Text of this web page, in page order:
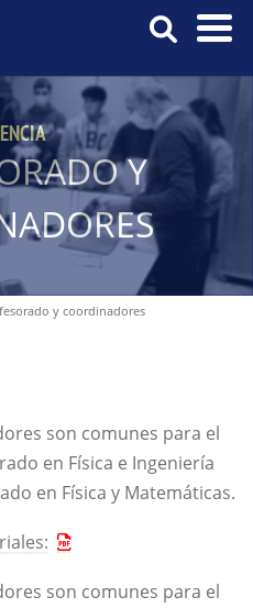
Y
y coordinadores
son comunes para el
en Física e Ingeniería
en Física y Matemáticas.
son comunes para el